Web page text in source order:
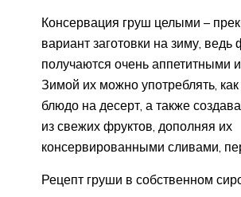
Консервация груш целыми –
вариант заготовки на зиму, ведь
получаются очень аппетитными
Зимой их можно употреблять,
блюдо на десерт, а также
из свежих фруктов, дополняя их
консервированными сливами,
Рецепт груши в собственном